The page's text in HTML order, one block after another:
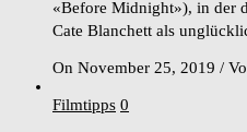
«Before Midnight»), in der
Cate Blanchett als
On November 25, 2019 /
Filmtipps 0